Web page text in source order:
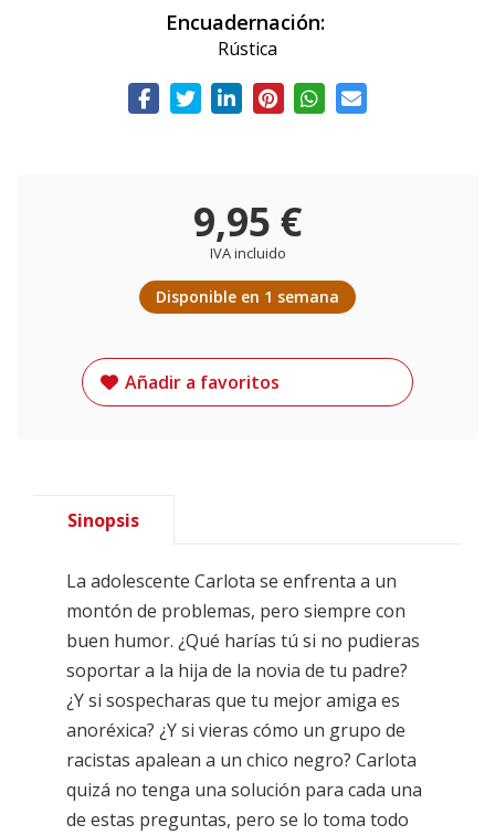
Encuadernación:
Rústica
9,95 €
IVA incluido
Disponible en 1 semana
Añadir a favoritos
Sinopsis
La adolescente Carlota se enfrenta a un
montón de problemas, pero siempre con
buen humor. ¿Qué harías tú si no pudieras
soportar a la hija de la novia de tu padre?
¿Y si sospecharas que tu mejor amiga es
anoréxica? ¿Y si vieras cómo un grupo de
racistas apalean a un chico negro? Carlota
quizá no tenga una solución para cada una
de estas preguntas, pero se lo toma todo